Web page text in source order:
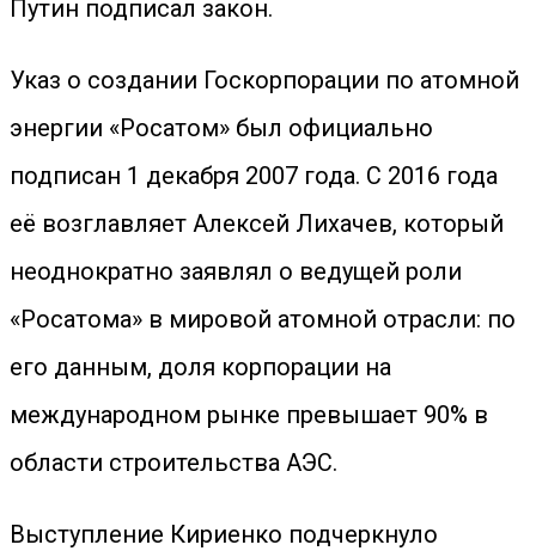
Путин подписал закон.
Указ о создании Госкорпорации по атомной
энергии «Росатом» был официально
подписан 1 декабря 2007 года. С 2016 года
её возглавляет Алексей Лихачев, который
неоднократно заявлял о ведущей роли
«Росатома» в мировой атомной отрасли: по
его данным, доля корпорации на
международном рынке превышает 90% в
области строительства АЭС.
Выступление Кириенко подчеркнуло